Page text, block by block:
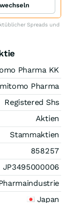
Spreads und
Pharma KK
Pharma
Registered Shs
Aktien
Stammaktien
858257
JP3495000006
Japan